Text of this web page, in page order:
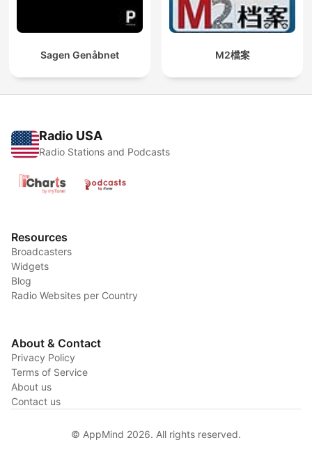
Sagen Genåbnet M2檔案
Radio USA
Radio Stations and Podcasts
Resources
Broadcasters
Widgets
Blog
Radio Websites per Country
About & Contact
Privacy Policy
Terms of Service
About us
Contact us
© AppMind 2026. All rights reserved.